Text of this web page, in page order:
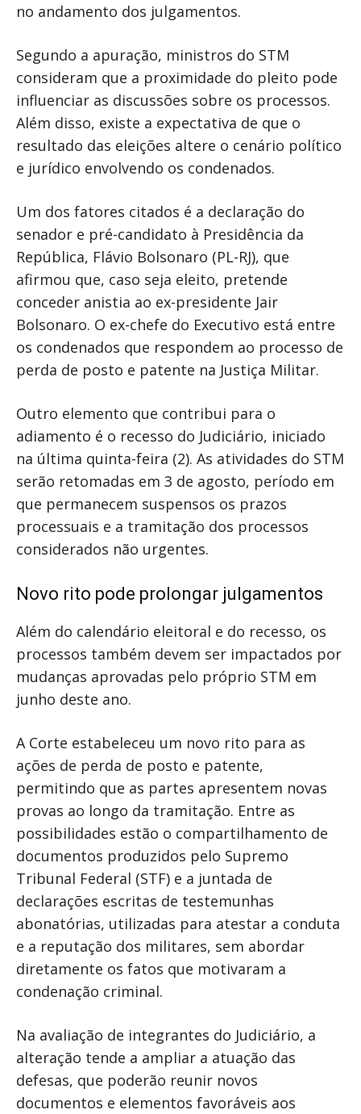
no andamento dos julgamentos.
Segundo a apuração, ministros do STM
consideram que a proximidade do pleito pode
influenciar as discussões sobre os processos.
Além disso, existe a expectativa de que o
resultado das eleições altere o cenário político
e jurídico envolvendo os condenados.
Um dos fatores citados é a declaração do
senador e pré-candidato à Presidência da
República, Flávio Bolsonaro (PL-RJ), que
afirmou que, caso seja eleito, pretende
conceder anistia ao ex-presidente Jair
Bolsonaro. O ex-chefe do Executivo está entre
os condenados que respondem ao processo de
perda de posto e patente na Justiça Militar.
Outro elemento que contribui para o
adiamento é o recesso do Judiciário, iniciado
na última quinta-feira (2). As atividades do STM
serão retomadas em 3 de agosto, período em
que permanecem suspensos os prazos
processuais e a tramitação dos processos
considerados não urgentes.
Novo rito pode prolongar julgamentos
Além do calendário eleitoral e do recesso, os
processos também devem ser impactados por
mudanças aprovadas pelo próprio STM em
junho deste ano.
A Corte estabeleceu um novo rito para as
ações de perda de posto e patente,
permitindo que as partes apresentem novas
provas ao longo da tramitação. Entre as
possibilidades estão o compartilhamento de
documentos produzidos pelo Supremo
Tribunal Federal (STF) e a juntada de
declarações escritas de testemunhas
abonatórias, utilizadas para atestar a conduta
e a reputação dos militares, sem abordar
diretamente os fatos que motivaram a
condenação criminal.
Na avaliação de integrantes do Judiciário, a
alteração tende a ampliar a atuação das
defesas, que poderão reunir novos
documentos e elementos favoráveis aos